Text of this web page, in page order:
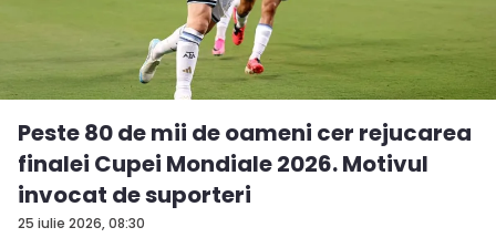
25 iulie 2026, 08:30
Peste 80 de mii de oameni cer rejucarea
finalei Cupei Mondiale 2026. Motivul
invocat de suporteri